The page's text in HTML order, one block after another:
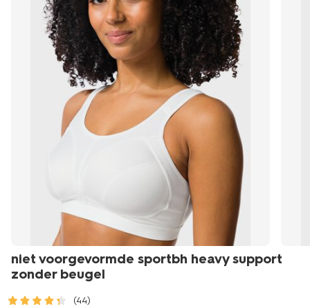
niet voorgevormde sportbh heavy support
zonder beugel
(44)